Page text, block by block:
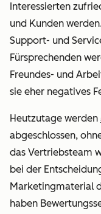
Interessierten
und Kunden
Support- und
Fürsprechenden
Freundes- und
sie eher negatives
Heutzutage werden
abgeschlossen,
das Vertriebsteam
bei der
Marketingmaterial
haben